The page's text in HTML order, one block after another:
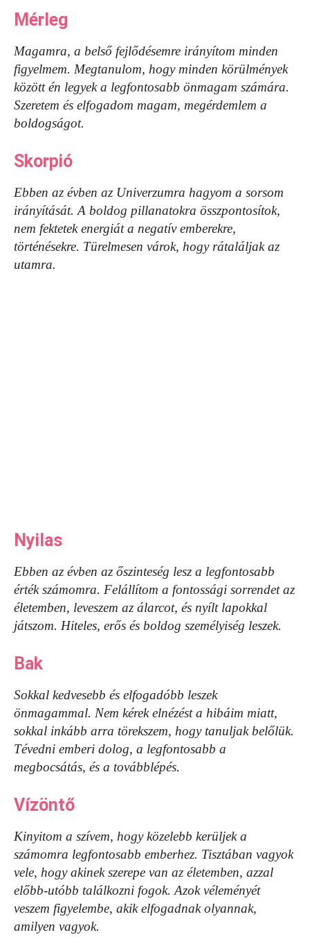
Mérleg
Magamra, a belső fejlődésemre irányítom minden
figyelmem. Megtanulom, hogy minden körülmények
között én legyek a legfontosabb önmagam számára.
Szeretem és elfogadom magam, megérdemlem a
boldogságot.
Skorpió
Ebben az évben az Univerzumra hagyom a sorsom
irányítását. A boldog pillanatokra összpontosítok,
nem fektetek energiát a negatív emberekre,
történésekre. Türelmesen várok, hogy rátaláljak az
utamra.
Nyilas
Ebben az évben az őszinteség lesz a legfontosabb
érték számomra. Felállítom a fontossági sorrendet az
életemben, leveszem az álarcot, és nyílt lapokkal
játszom. Hiteles, erős és boldog személyiség leszek.
Bak
Sokkal kedvesebb és elfogadóbb leszek
önmagammal. Nem kérek elnézést a hibáim miatt,
sokkal inkább arra törekszem, hogy tanuljak belőlük.
Tévedni emberi dolog, a legfontosabb a
megbocsátás, és a továbblépés.
Vízöntő
Kinyitom a szívem, hogy közelebb kerüljek a
számomra legfontosabb emberhez. Tisztában vagyok
vele, hogy akinek szerepe van az életemben, azzal
előbb-utóbb találkozni fogok. Azok véleményét
veszem figyelembe, akik elfogadnak olyannak,
amilyen vagyok.